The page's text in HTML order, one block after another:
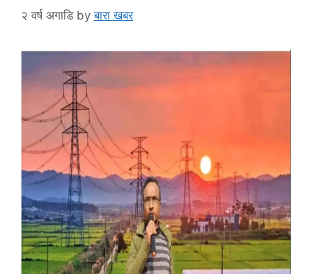
२ वर्ष अगाडि byबारा खबर